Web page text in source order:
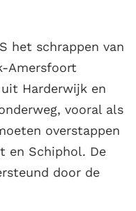
het schrappen van
Amersfoort
Harderwijk en
vooral als
overstappen
en Schiphol. De
door de